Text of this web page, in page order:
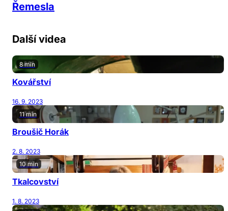
Řemesla
Další videa
8 min
Kovářství
16. 9. 2023
11 min
Broušič Horák
2. 8. 2023
10 min
Tkalcovství
1. 8. 2023